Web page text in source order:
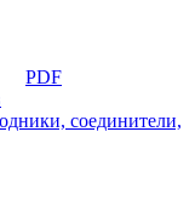
PDF
соединители,